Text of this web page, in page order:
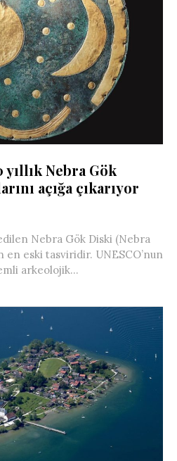
yıllık Nebra Gök
açığa çıkarıyor
Nebra Gök Diski (Nebra
eski tasviridir. UNESCO’nun
arkeolojik...